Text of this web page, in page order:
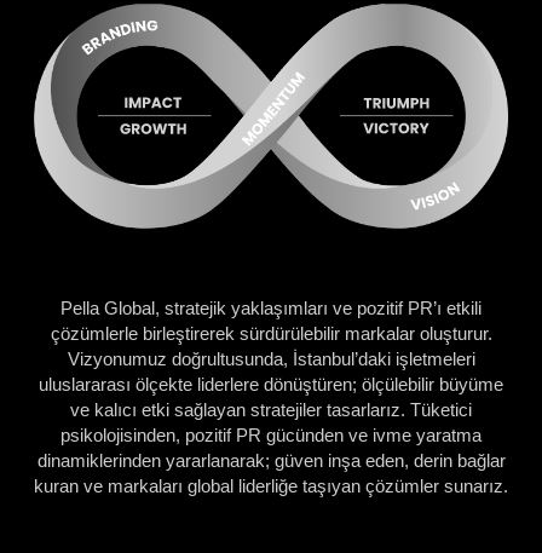
Pella Global, stratejik yaklaşımları ve pozitif PR’ı etkili
çözümlerle birleştirerek sürdürülebilir markalar oluşturur.
Vizyonumuz doğrultusunda, İstanbul’daki işletmeleri
uluslararası ölçekte liderlere dönüştüren; ölçülebilir büyüme
ve kalıcı etki sağlayan stratejiler tasarlarız. Tüketici
psikolojisinden, pozitif PR gücünden ve ivme yaratma
dinamiklerinden yararlanarak; güven inşa eden, derin bağlar
kuran ve markaları global liderliğe taşıyan çözümler sunarız.